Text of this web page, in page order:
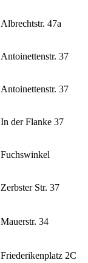
Albrechtstr. 47a
Antoinettenstr. 37
Antoinettenstr. 37
In der Flanke 37
Fuchswinkel
Zerbster Str. 37
Mauerstr. 34
Friederikenplatz 2C